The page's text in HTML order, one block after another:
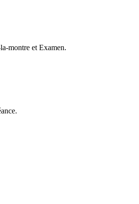
montre et Examen.